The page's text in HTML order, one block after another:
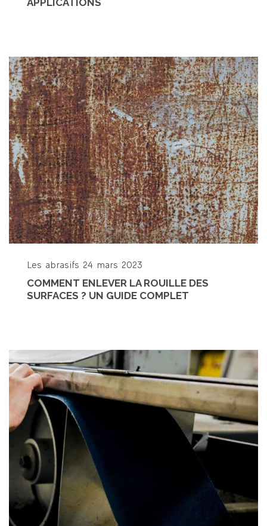
Les abrasifs 24 mars 2023
COMMENT ENLEVER LA ROUILLE DES
SURFACES ? UN GUIDE COMPLET